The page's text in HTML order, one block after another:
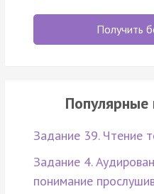
Получить
Задание 39. Чтение
Задание 4.
понимание